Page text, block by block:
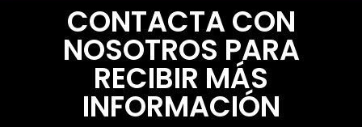
CONTACTA CON
NOSOTROS PARA
RECIBIR MÁS
INFORMACIÓN